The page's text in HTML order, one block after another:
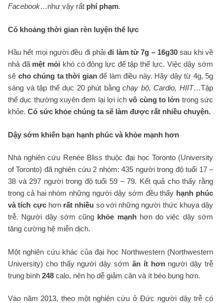
Facebook…như vậy rất phí phạm.
Có khoảng thời gian rèn luyện thể lực
Hầu hết mọi người đều đi phảiđi làm từ 7g – 16g30 sau khi về
nhà đã mệt mỏi khó có động lực để tập thể lực. Việc dậy sớm
sẽ cho chúng ta thời gianđể làm điều này. Hãy dậy từ 4g, 5g
sáng và tập thể dục 20 phút bằngchạy bộ, Cardio, HIIT…Tập
thể dục thường xuyên đem lại lợi íchvô cùng to lớn trong sức
khỏe. Có sức khỏe chúng ta sẽ làm được rất nhiều chuyện.
Dậy sớm khiến bạn hạnh phúc và khỏe mạnh hơn
Nhà nghiên cứu Renée Bliss thuộc đại học Toronto (University
of Toronto) đã nghiên cứu 2 nhóm: 435 người trong độ tuổi 17 –
38 và 297 người trong độ tuổi 59 – 79. Kết quả cho thấy rằng
trong cả hai nhóm những người dậy sớm đều thấy hạnh phúc
và tích cựchơn rất nhiều so với những người thức khuya dậy
trễ. Người dậy sớm cũng khỏe mạnhhơn do việc dậy sớm
tăng cường hệ miễn dịch.
Một nghiên cứu khác của đại học Northwestern (Northwestern
University) cho thấy người dậy sớm ăn ít hơnngười dậy trễ
trung bình 248 calo, nên họ dễ giảm cân và ít béo bụng hơn.
Vào năm 2013, theo một nghiên cứu ở Đức người dậy trễ có